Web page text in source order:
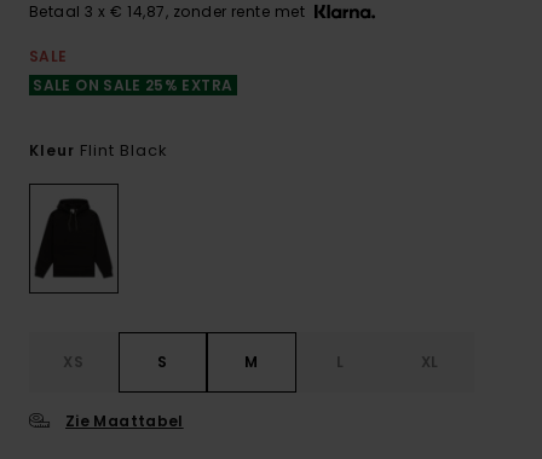
Betaal 3 x € 14,87, zonder rente met
SALE
SALE ON SALE 25% EXTRA
Kleur Flint Black
XS S M L XL
Zie Maattabel